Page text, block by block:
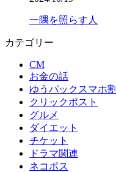
一隅を照らす人
カテゴリー
CM
お金の話
ゆうパックスマホ割
クリックポスト
グルメ
ダイエット
チケット
ドラマ関連
ネコポス